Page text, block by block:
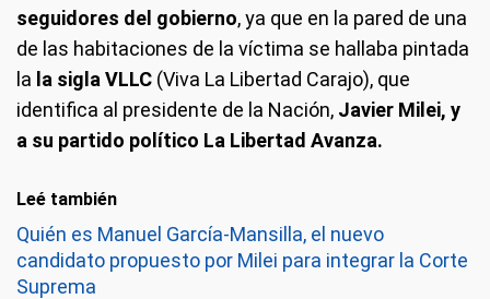
seguidores del gobierno, ya que en la pared de una
de las habitaciones de la víctima se hallaba pintada
la la sigla VLLC (Viva La Libertad Carajo), que
identifica al presidente de la Nación, Javier Milei, y
a su partido político La Libertad Avanza.
Leé también
Quién es Manuel García-Mansilla, el nuevo
candidato propuesto por Milei para integrar la Corte
Suprema